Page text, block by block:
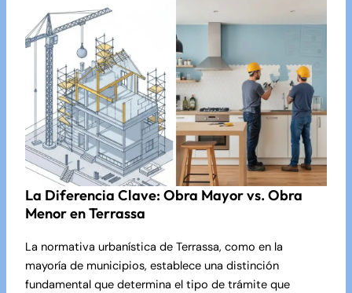
La Diferencia Clave: Obra Mayor vs. Obra
Menor en Terrassa
La normativa urbanística de Terrassa, como en la
mayoría de municipios, establece una distinción
fundamental que determina el tipo de trámite que